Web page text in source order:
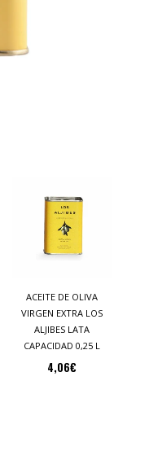
ACEITE DE OLIVA
VIRGEN EXTRA LOS
ALJIBES LATA
CAPACIDAD 0,25 L
4,06€